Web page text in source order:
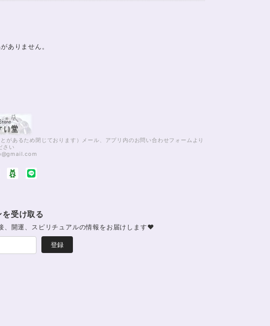
ありません。
あるため閉じております）メール、アプリ内のお問い合わせフォームより
さい
受け取る
、開運、スピリチュアルの情報をお届けします♥
登録